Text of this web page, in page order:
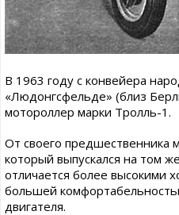
В 1963 году с конвейера
«Людонгсфельде» (близ
мотороллер марки Тролль-1.
От своего предшественника
который выпускался на том
отличается более высокими
большей
двигателя.